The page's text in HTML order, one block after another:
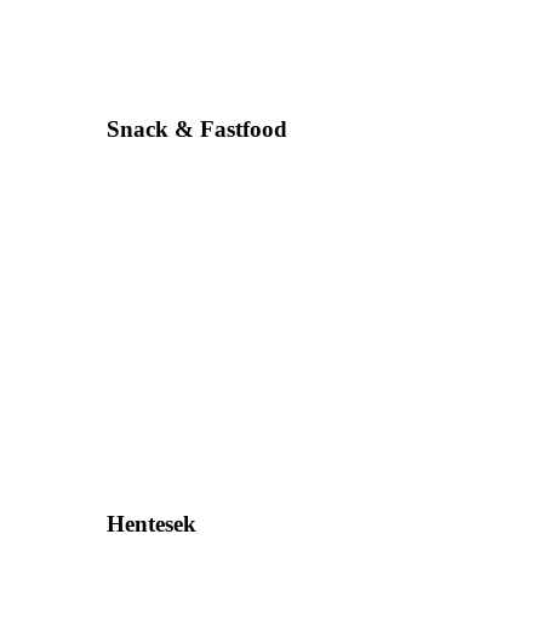
Snack & Fastfood
Hentesek